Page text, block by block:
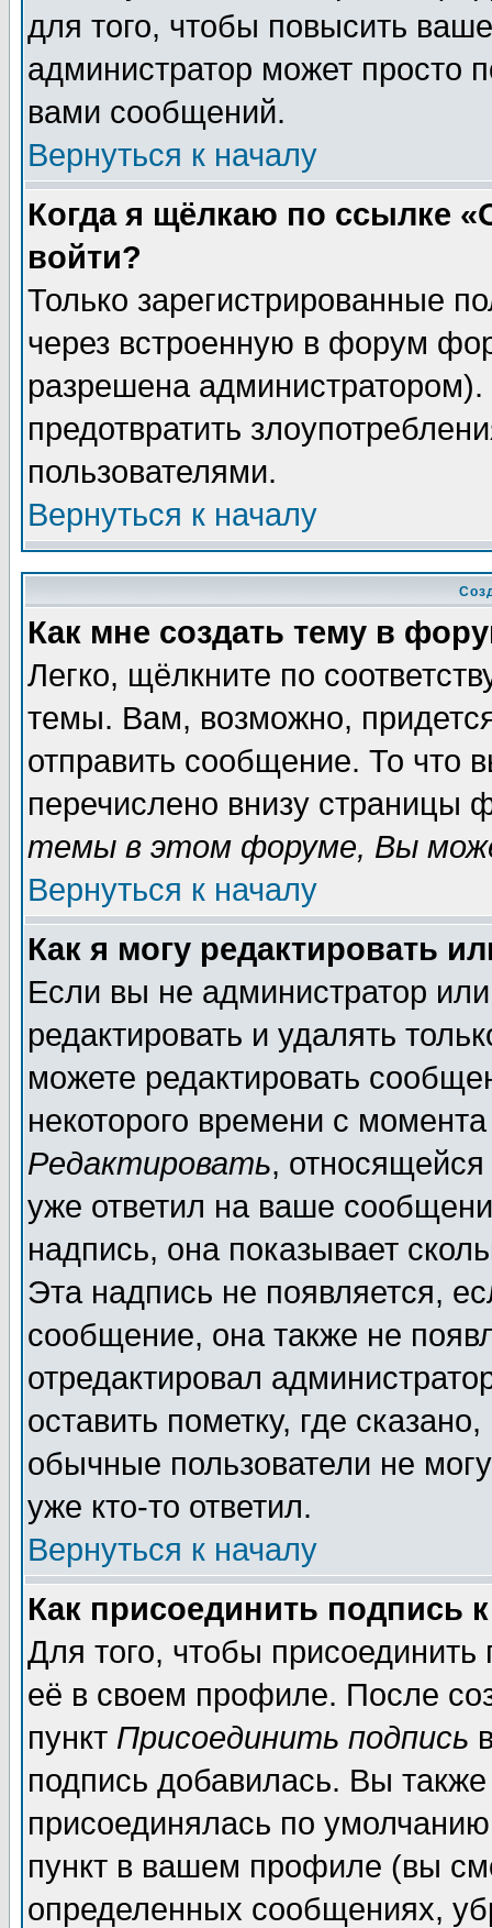
для того, чтобы повысить
администратор может просто
вами сообщений.
Вернуться к началу
Когда я щёлкаю по ссылке
войти?
Только зарегистрированные
через встроенную в форум
разрешена
предотвратить
пользователями.
Вернуться к началу
Как мне создать тему в
Легко, щёлкните по
темы. Вам, возможно,
отправить сообщение. То что
перечислено внизу страницы
темы в этом форуме, Вы
Вернуться к началу
Как я могу редактировать
Если вы не администратор
редактировать и удалять
можете редактировать
некоторого времени с
Редактировать,
уже ответил на ваше
надпись, она показывает
Эта надпись не появляется,
сообщение, она также не
отредактировал
оставить пометку, где
обычные пользователи не
уже кто-то ответил.
Вернуться к началу
Как присоединить подпись
Для того, чтобы
её в своем профиле. После
пункт Присоединить подпись
подпись добавилась. Вы
присоединялась по
пункт в вашем профиле (вы
определенных сообщениях,